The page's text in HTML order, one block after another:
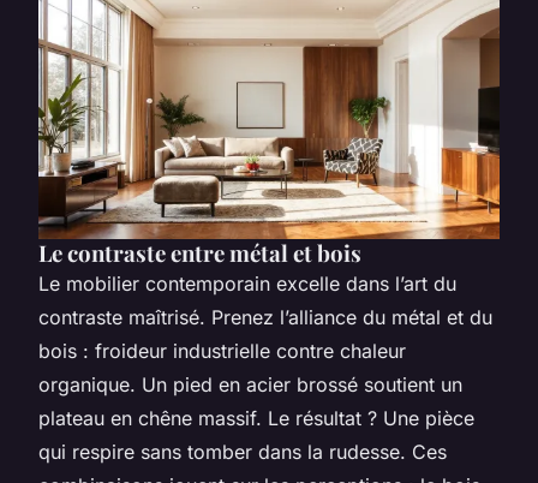
Le contraste entre métal et bois
Le mobilier contemporain excelle dans l’art du
contraste maîtrisé. Prenez l’alliance du métal et du
bois : froideur industrielle contre chaleur
organique. Un pied en acier brossé soutient un
plateau en chêne massif. Le résultat ? Une pièce
qui respire sans tomber dans la rudesse. Ces